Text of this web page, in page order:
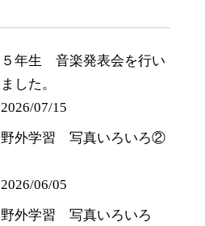
５年生 音楽発表会を行い
ました。
2026/07/15
野外学習 写真いろいろ②
2026/06/05
野外学習 写真いろいろ